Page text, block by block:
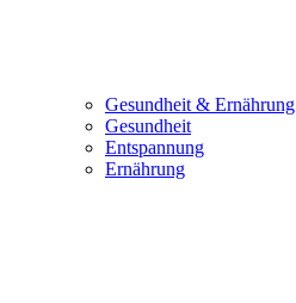
Gesundheit & Ernährung
Gesundheit
Entspannung
Ernährung